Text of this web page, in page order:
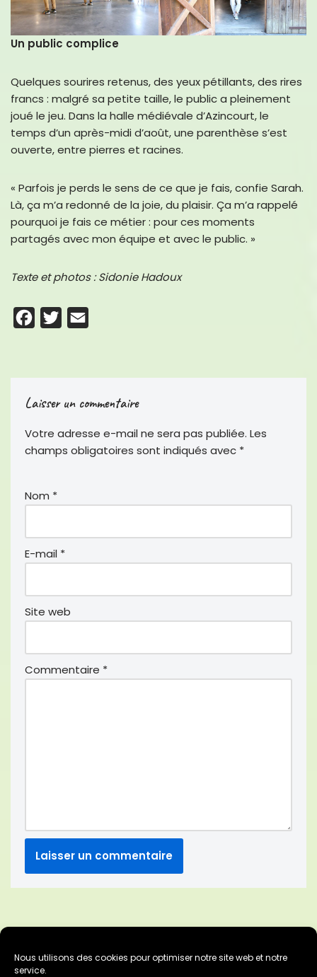
Nous utilisons des cookies pour optimiser notre site web et notre
service.
Un public complice
Quelques sourires retenus, des yeux pétillants, des rires
francs : malgré sa petite taille, le public a pleinement
joué le jeu. Dans la halle médiévale d’Azincourt, le
temps d’un après-midi d’août, une parenthèse s’est
ouverte, entre pierres et racines.
« Parfois je perds le sens de ce que je fais, confie Sarah.
Là, ça m’a redonné de la joie, du plaisir. Ça m’a rappelé
pourquoi je fais ce métier : pour ces moments
partagés avec mon équipe et avec le public. »
Texte et photos : Sidonie Hadoux
e
b
o
t
t
r
i
l
Laisser un commentaire
Votre adresse e-mail ne sera pas publiée. Les
champs obligatoires sont indiqués avec *
Nom *
E-mail *
Site web
Commentaire *
https://vimeo.com/956591615